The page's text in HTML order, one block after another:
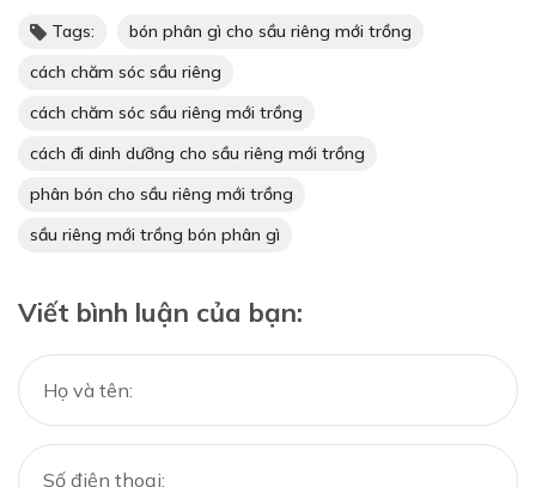
Tags:
bón phân gì cho sầu riêng mới trồng
cách chăm sóc sầu riêng
cách chăm sóc sầu riêng mới trồng
cách đi dinh dưỡng cho sầu riêng mới trồng
phân bón cho sầu riêng mới trồng
sầu riêng mới trồng bón phân gì
Viết bình luận của bạn: